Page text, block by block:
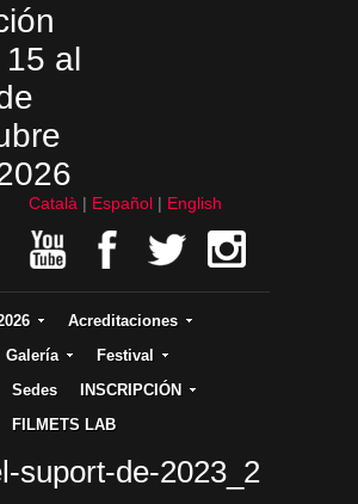
15 al
Català Español English
Acreditaciones
Galería
Festival
Sedes
INSCRIPCIÓN
FILMETS LAB
suport-de-2023_2